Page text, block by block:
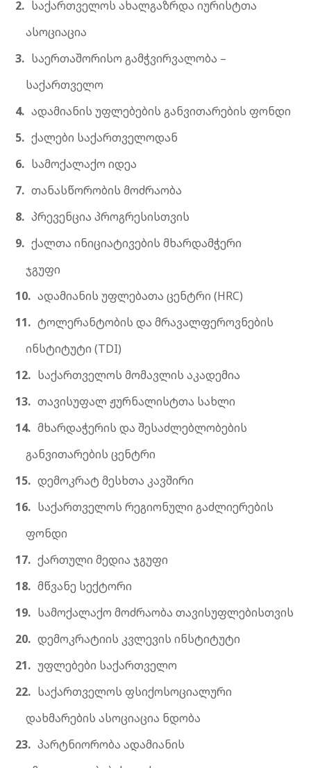
საქართველოს ახალგაზრდა იურისტთა
ასოციაცია
საერთაშორისო გამჭვირვალობა –
საქართველო
ადამიანის უფლებების განვითარების ფონდი
ქალები საქართველოდან
სამოქალაქო იდეა
თანასწორობის მოძრაობა
პრევენცია პროგრესისთვის
ქალთა ინიციატივების მხარდამჭერი
ჯგუფი
ადამიანის უფლებათა ცენტრი (HRC)
ტოლერანტობის და მრავალფეროვნების
ინსტიტუტი (TDI)
საქართველოს მომავლის აკადემია
თავისუფალ ჟურნალისტთა სახლი
მხარდაჭერის და შესაძლებლობების
განვითარების ცენტრი
დემოკრატ მესხთა კავშირი
საქართველოს რეგიონული გაძლიერების
ფონდი
ქართული მედია ჯგუფი
მწვანე სექტორი
სამოქალაქო მოძრაობა თავისუფლებისთვის
დემოკრატიის კვლევის ინსტიტუტი
უფლებები საქართველო
საქართველოს ფსიქოსოციალური
დახმარების ასოციაცია ნდობა
პარტნიორობა ადამიანის